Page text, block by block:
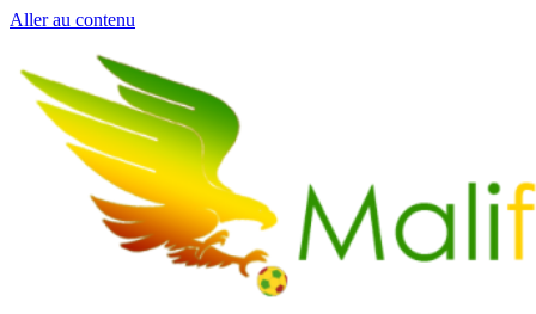
Aller au contenu